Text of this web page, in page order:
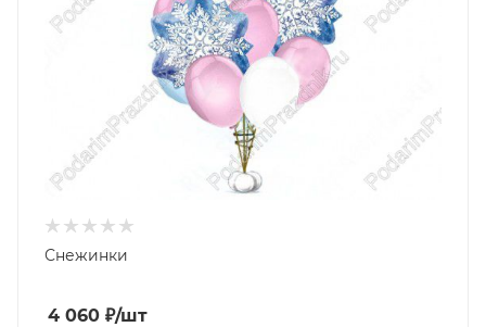
Снежинки
4 060 ₽/шт